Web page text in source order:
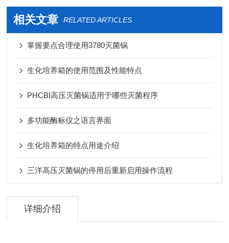
相关文章 RELATED ARTICLES
掌握要点合理使用3780灭菌锅
生化培养箱的使用范围及性能特点
PHCBI高压灭菌锅适用于哪些灭菌程序
多功能酶标仪之语言界面
生化培养箱的特点用途介绍
三洋高压灭菌锅的停用后重新启用操作流程
详细介绍